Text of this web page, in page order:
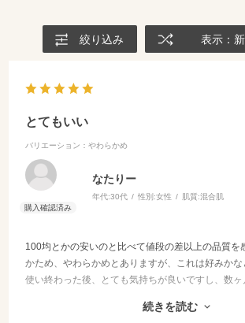
絞り込み 表示：
とてもいい
バリエーション：やわらかめ
なたりー
年代:30代 性別:女性 肌質:混合肌
100均とかの安いのと比べて値段の差以上の品質を
かため、やわらかめとありますが、これは好みかな
使い終わった後、とても気持ちが良いですし、数
浴槽に放置していてもまぁそこまで劣化しませんが
続きを読む